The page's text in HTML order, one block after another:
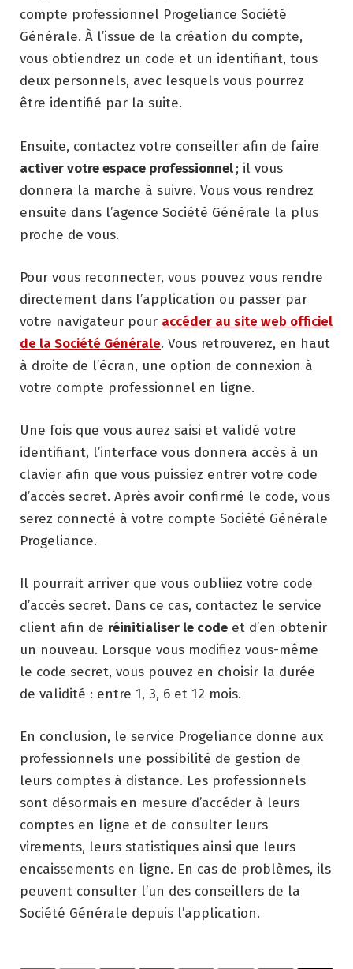
compte professionnel Progeliance Société
Générale. À l’issue de la création du compte,
vous obtiendrez un code et un identifiant, tous
deux personnels, avec lesquels vous pourrez
être identifié par la suite.
Ensuite, contactez votre conseiller afin de faire
activer votre espace professionnel; il vous
donnera la marche à suivre. Vous vous rendrez
ensuite dans l’agence Société Générale la plus
proche de vous.
Pour vous reconnecter, vous pouvez vous rendre
directement dans l’application ou passer par
votre navigateur pour accéder au site web officiel
de la Société Générale. Vous retrouverez, en haut
à droite de l’écran, une option de connexion à
votre compte professionnel en ligne.
Une fois que vous aurez saisi et validé votre
identifiant, l’interface vous donnera accès à un
clavier afin que vous puissiez entrer votre code
d’accès secret. Après avoir confirmé le code, vous
serez connecté à votre compte Société Générale
Progeliance.
Il pourrait arriver que vous oubliiez votre code
d’accès secret. Dans ce cas, contactez le service
client afin de réinitialiser le code et d’en obtenir
un nouveau. Lorsque vous modifiez vous-même
le code secret, vous pouvez en choisir la durée
de validité : entre 1, 3, 6 et 12 mois.
En conclusion, le service Progeliance donne aux
professionnels une possibilité de gestion de
leurs comptes à distance. Les professionnels
sont désormais en mesure d’accéder à leurs
comptes en ligne et de consulter leurs
virements, leurs statistiques ainsi que leurs
encaissements en ligne. En cas de problèmes, ils
peuvent consulter l’un des conseillers de la
Société Générale depuis l’application.